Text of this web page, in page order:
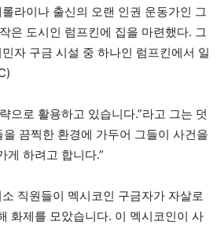
라이나 출신의 오랜 인권 운동가인 그
은 도시인 럼프킨에 집을 마련했다. 그
자 구금 시설 중 하나인 럼프킨에서 일
으로 활용하고 있습니다.”라고 그는 덧
을 끔찍한 환경에 가두어 그들이 사건을
게 하려고 합니다.”
직원들이 멕시코인 구금자가 자살로
화제를 모았습니다. 이 멕시코인이 사